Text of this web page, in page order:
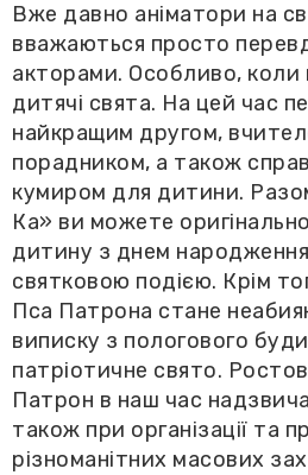
Вже давно аніматори на
вважаються просто
акторами. Особливо, коли
дитячі свята. На цей час
найкращим другом,
порадником, а також
кумиром для дитини.
Ка» ви можете
дитину з днем
святковою подією. Крім
Пса Патрона стане
виписку з пологового
патріотичне свято.
Патрон в наш час
також при організації та
різноманітних масових